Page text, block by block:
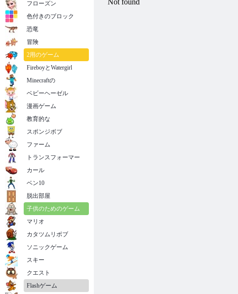
フローズン
色付きのブロック
恐竜
冒険
2用のゲーム
FireboyとWatergirl
Minecraftの
ベビーヘーゼル
漫画ゲーム
教育的な
スポンジボブ
ファーム
トランスフォーマー
カール
ベン10
脱出部屋
子供のためのゲーム
マリオ
カタツムリボブ
ソニックゲーム
スキー
クエスト
Flashゲーム